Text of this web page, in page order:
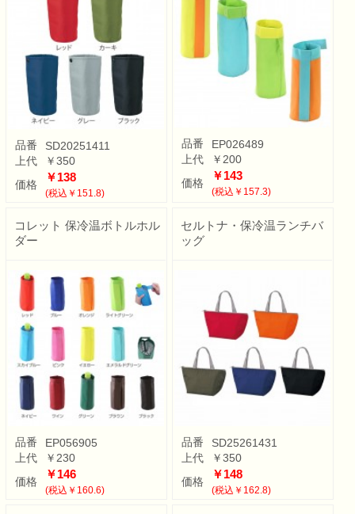
品番
SD20251411
上代
￥350
価格
￥138
(税込￥151.8)
品番
EP026489
上代
￥200
価格
￥143
(税込￥157.3)
コレット 保冷温ボトルホル
ダー
品番
EP056905
上代
￥230
価格
￥146
(税込￥160.6)
セルトナ・保冷温ランチバ
ッグ
品番
SD25261431
上代
￥350
価格
￥148
(税込￥162.8)